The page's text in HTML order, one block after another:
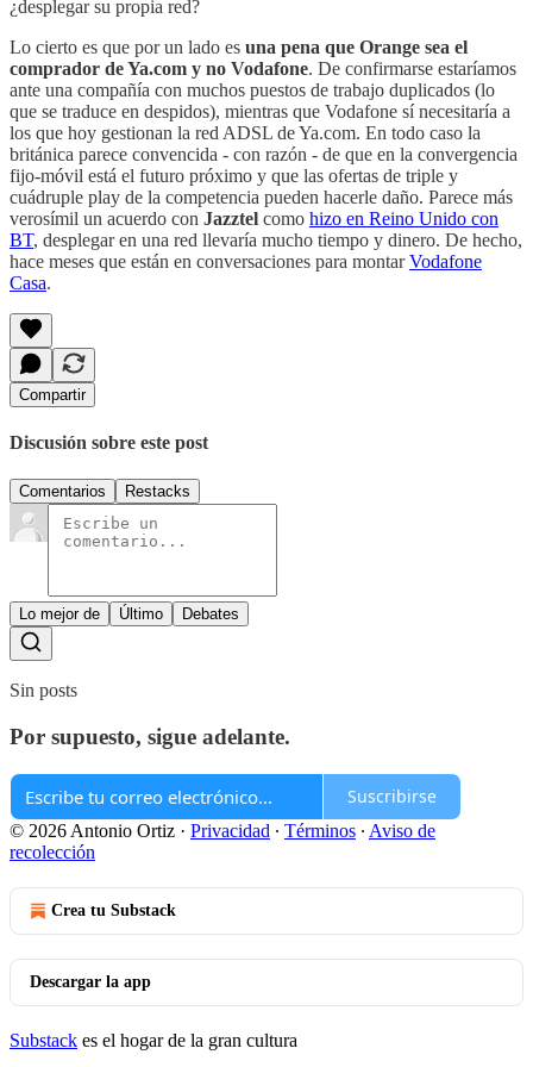
¿desplegar su propia red?
Lo cierto es que por un lado es una pena que Orange sea el
comprador de Ya.com y no Vodafone. De confirmarse estaríamos
ante una compañía con muchos puestos de trabajo duplicados (lo
que se traduce en despidos), mientras que Vodafone sí necesitaría a
los que hoy gestionan la red ADSL de Ya.com. En todo caso la
británica parece convencida - con razón - de que en la convergencia
fijo-móvil está el futuro próximo y que las ofertas de triple y
cuádruple play de la competencia pueden hacerle daño. Parece más
verosímil un acuerdo con Jazztel como hizo en Reino Unido con
BT, desplegar en una red llevaría mucho tiempo y dinero. De hecho,
hace meses que están en conversaciones para montarVodafone
Casa.
Compartir
Discusión sobre este post
Comentarios Restacks
Lo mejor de Último Debates
Sin posts
Por supuesto, sigue adelante.
Suscribirse
© 2026 Antonio Ortiz · Privacidad ∙ Términos ∙ Aviso de
recolección
Crea tu Substack
Descargar la app
Substack es el hogar de la gran cultura